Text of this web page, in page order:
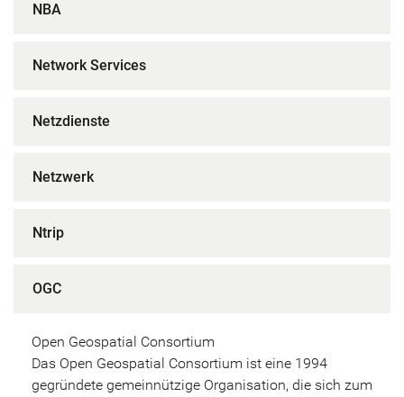
NBA
Network Services
Netzdienste
Netzwerk
Ntrip
OGC
Open Geospatial Consortium
Das Open Geospatial Consortium ist eine 1994
gegründete gemeinnützige Organisation, die sich zum